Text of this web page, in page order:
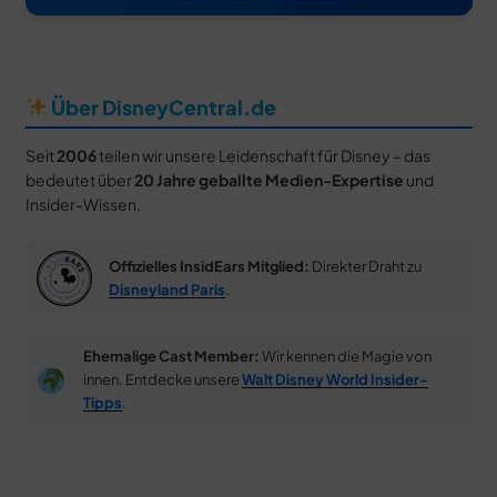
Über DisneyCentral.de
Seit 2006teilen wir unsere Leidenschaft für Disney – das
bedeutet über 20 Jahre geballte Medien-Expertise und
Insider-Wissen.
Offizielles InsidEars Mitglied: Direkter Draht zu
Disneyland Paris
Ehemalige Cast Member: Wir kennen die Magie von
innen. Entdecke unsereWalt Disney World Insider-
Tipps